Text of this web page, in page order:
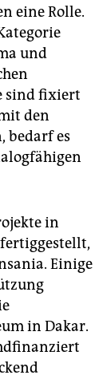
eine Rolle.
und
sind fixiert
den
bedarf es
in
Einige
in Dakar.